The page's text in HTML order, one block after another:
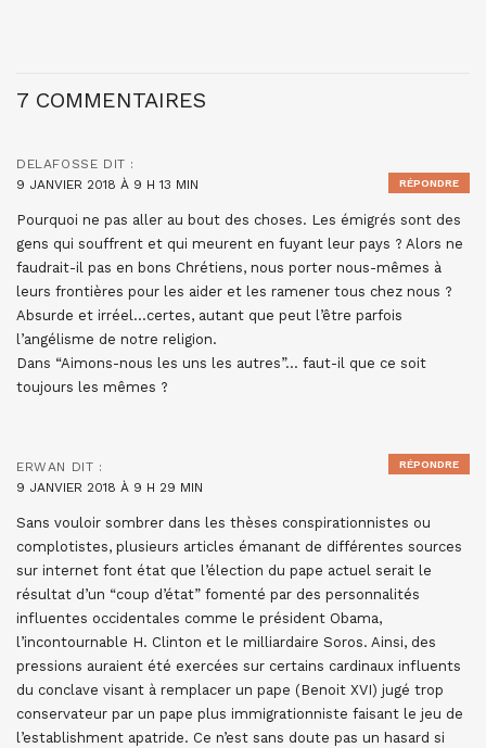
7 COMMENTAIRES
DELAFOSSE DIT :
9 JANVIER 2018 À 9 H 13 MIN
Pourquoi ne pas aller au bout des choses. Les émigrés sont des
gens qui souffrent et qui meurent en fuyant leur pays ? Alors ne
faudrait-il pas en bons Chrétiens, nous porter nous-mêmes à
leurs frontières pour les aider et les ramener tous chez nous ?
Absurde et irréel…certes, autant que peut l’être parfois
l’angélisme de notre religion.
Dans “Aimons-nous les uns les autres”… faut-il que ce soit
toujours les mêmes ?
RÉPONDRE
ERWAN DIT :
9 JANVIER 2018 À 9 H 29 MIN
Sans vouloir sombrer dans les thèses conspirationnistes ou
complotistes, plusieurs articles émanant de différentes sources
sur internet font état que l’élection du pape actuel serait le
résultat d’un “coup d’état” fomenté par des personnalités
influentes occidentales comme le président Obama,
l’incontournable H. Clinton et le milliardaire Soros. Ainsi, des
pressions auraient été exercées sur certains cardinaux influents
du conclave visant à remplacer un pape (Benoit XVI) jugé trop
conservateur par un pape plus immigrationniste faisant le jeu de
l’establishment apatride. Ce n’est sans doute pas un hasard si
RÉPONDRE